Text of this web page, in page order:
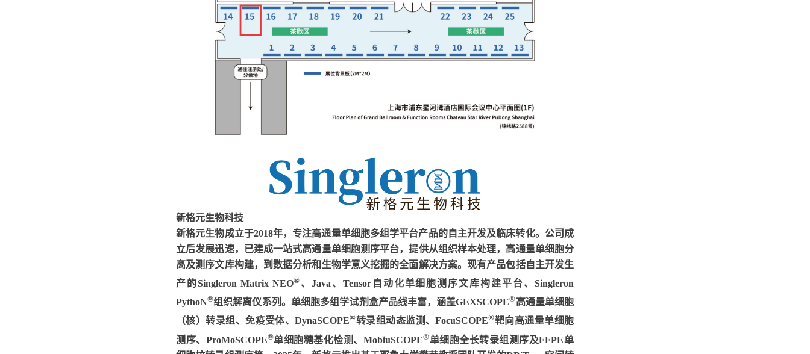
新格元生物科技
新格元生物成立于2018年，专注高通量单细胞多组学平台产品的自主开发及临床转化。公司成
立后发展迅速，已建成一站式高通量单细胞测序平台，提供从组织样本处理，高通量单细胞分
离及测序文库构建，到数据分析和生物学意义挖掘的全面解决方案。现有产品包括自主开发生
产的Singleron Matrix NEO®、Java、Tensor自动化单细胞测序文库构建平台、Singleron
PythoN®组织解离仪系列。单细胞多组学试剂盒产品线丰富，涵盖GEXSCOPE®高通量单细胞
（核）转录组、免疫受体、DynaSCOPE®转录组动态监测、FocuSCOPE®靶向高通量单细胞
测序、ProMoSCOPE®单细胞糖基化检测、MobiuSCOPE®单细胞全长转录组测序及FFPE单